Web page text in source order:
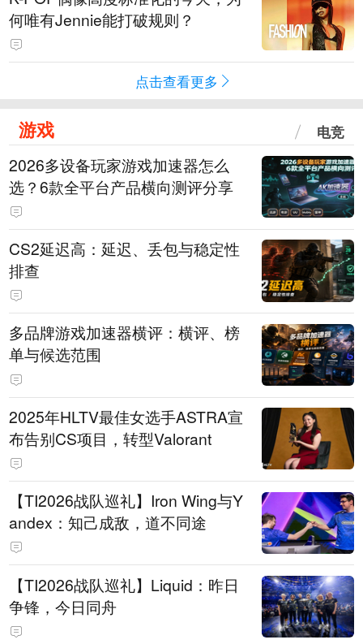
何唯有Jennie能打破规则？
点击查看更多
游戏 电竞
2026多设备玩家游戏加速器怎么
选？6款全平台产品横向测评分享
CS2延迟高：延迟、丢包与稳定性
排查
多品牌游戏加速器横评：横评、榜
单与候选范围
2025年HLTV最佳女选手ASTRA宣
布告别CS项目，转型Valorant
【TI2026战队巡礼】Iron Wing与Y
andex：知己成敌，道不同途
【TI2026战队巡礼】Liquid：昨日
争锋，今日同舟